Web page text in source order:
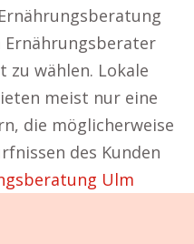
zu wählen. Lokale
meist nur eine
die möglicherweise
des Kunden
Ulm